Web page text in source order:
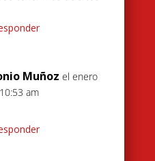
Muñoz el enero
am